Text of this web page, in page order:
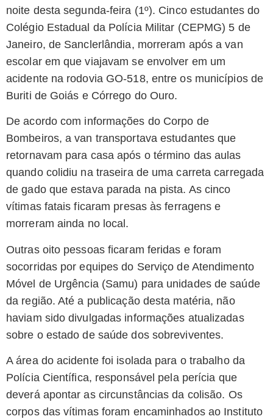
noite desta segunda-feira (1º). Cinco estudantes do
Colégio Estadual da Polícia Militar (CEPMG) 5 de
Janeiro, de Sanclerlândia, morreram após a van
escolar em que viajavam se envolver em um
acidente na rodovia GO-518, entre os municípios de
Buriti de Goiás e Córrego do Ouro.
De acordo com informações do Corpo de
Bombeiros, a van transportava estudantes que
retornavam para casa após o término das aulas
quando colidiu na traseira de uma carreta carregada
de gado que estava parada na pista. As cinco
vítimas fatais ficaram presas às ferragens e
morreram ainda no local.
Outras oito pessoas ficaram feridas e foram
socorridas por equipes do Serviço de Atendimento
Móvel de Urgência (Samu) para unidades de saúde
da região. Até a publicação desta matéria, não
haviam sido divulgadas informações atualizadas
sobre o estado de saúde dos sobreviventes.
A área do acidente foi isolada para o trabalho da
Polícia Científica, responsável pela perícia que
deverá apontar as circunstâncias da colisão. Os
corpos das vítimas foram encaminhados ao Instituto